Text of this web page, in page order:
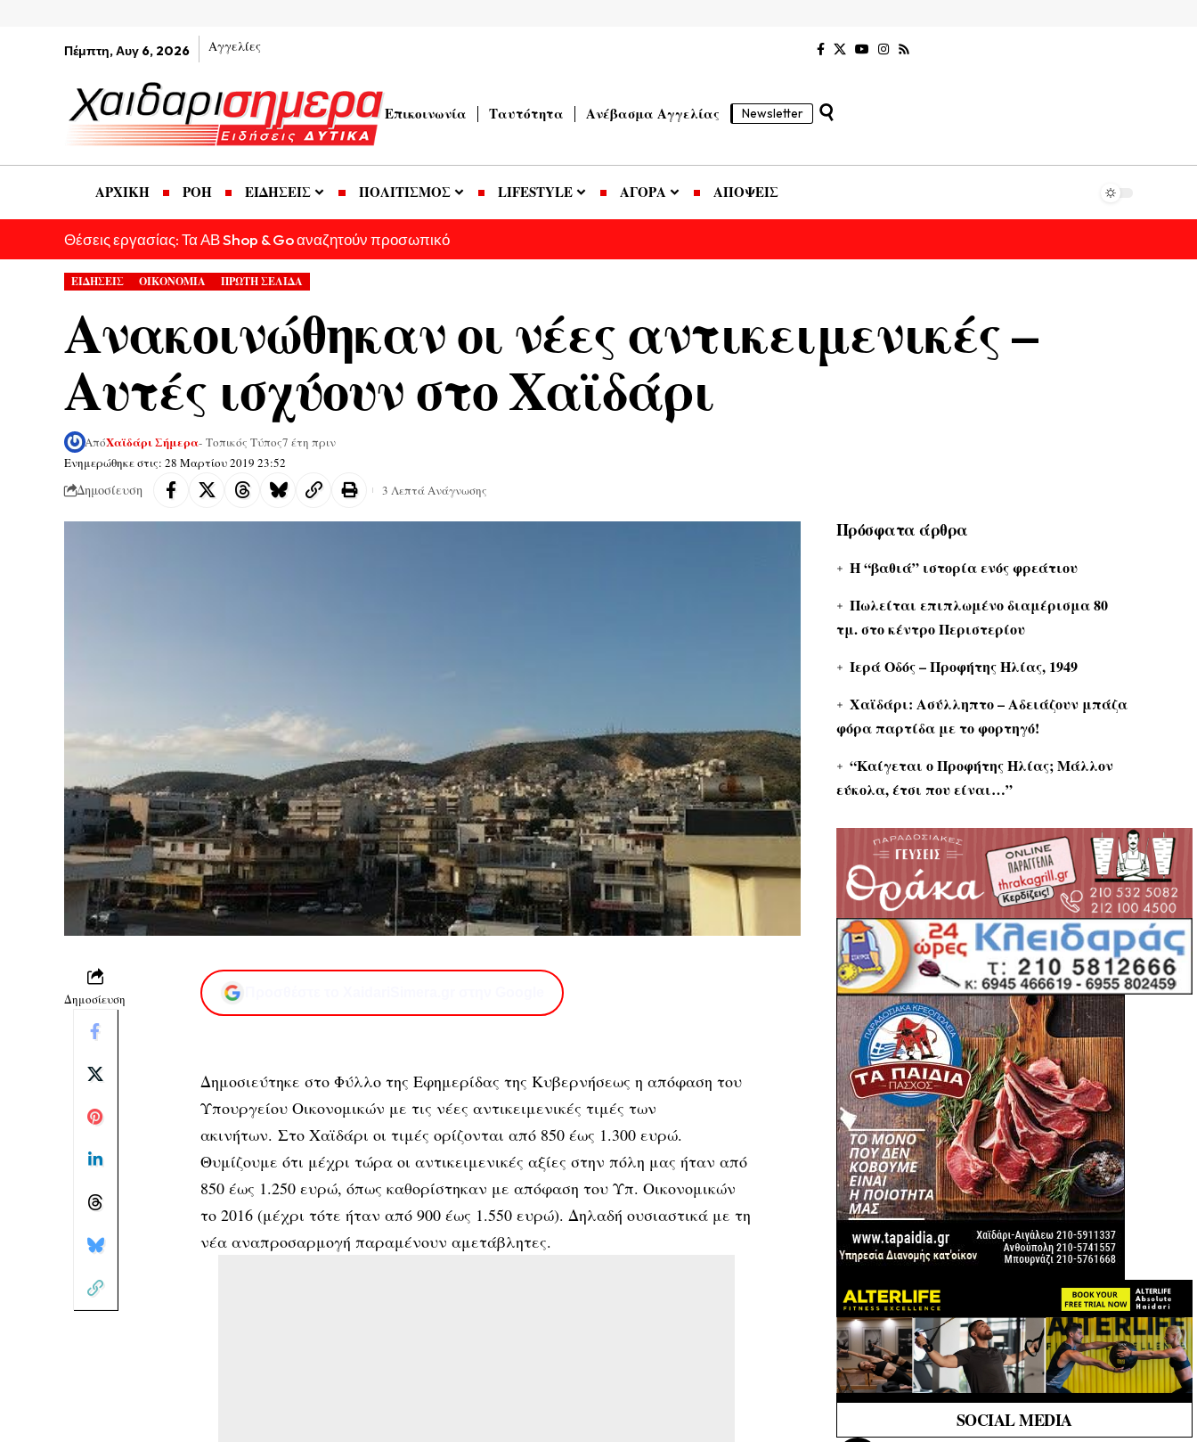
Πέμπτη, Αυγ 6, 2026 Αγγελίες
Επικοινωνία Ταυτότητα Ανέβασμα Αγγελίας Newsletter
ΑΡΧΙΚΗ ΡΟΗ ΕΙΔΗΣΕΙΣ ΠΟΛΙΤΙΣΜΟΣ LIFESTYLE ΑΓΟΡΑ ΑΠΟΨΕΙΣ
Θέσεις εργασίας: Τα ΑΒ Shop & Go αναζητούν προσωπικό
ΕΙΔΗΣΕΙΣ ΟΙΚΟΝΟΜΙΑ ΠΡΩΤΗ ΣΕΛΙΔΑ
Ανακοινώθηκαν οι νέες αντικειμενικές –
Αυτές ισχύουν στο Χαϊδάρι
Ενημερώθηκε στις: 28 Μαρτίου 2019 23:52
ΑπόΧαϊδάρι Σήμερα- Τοπικός Τύπος7 έτη πριν
Δημοσίευση 3 Λεπτά Ανάγνωσης
Δημοσίευση
Δημοσιεύτηκε στο Φύλλο της Εφημερίδας της Κυβερνήσεως η απόφαση του
Υπουργείου Οικονομικών με τις νέες αντικειμενικές τιμές των
ακινήτων. Στο Χαϊδάρι οι τιμές ορίζονται από 850 έως 1.300 ευρώ.
Θυμίζουμε ότι μέχρι τώρα οι αντικειμενικές αξίες στην πόλη μας ήταν από
850 έως 1.250 ευρώ, όπως καθορίστηκαν με απόφαση του Υπ. Οικονομικών
το 2016 (μέχρι τότε ήταν από 900 έως 1.550 ευρώ). Δηλαδή ουσιαστικά με τη
νέα αναπροσαρμογή παραμένουν αμετάβλητες.
Πρόσφατα άρθρα
Η “βαθιά” ιστορία ενός φρεάτιου
Πωλείται επιπλωμένο διαμέρισμα 80
τμ. στο κέντρο Περιστερίου
Ιερά Οδός – Προφήτης Ηλίας, 1949
Χαϊδάρι: Ασύλληπτο – Αδειάζουν μπάζα
φόρα παρτίδα με το φορτηγό!
“Καίγεται ο Προφήτης Ηλίας; Μάλλον
εύκολα, έτσι που είναι…”
SOCIAL MEDIA